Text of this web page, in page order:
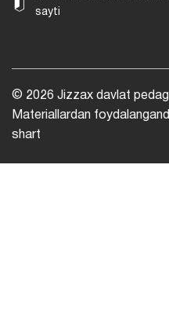
sayti
© 2026 Jizzax davlat
Materiallardan
shart